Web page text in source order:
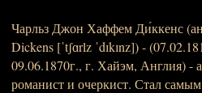
Чарльз Джон Хаффем Ди́ккенс
Dickens [ˈtʃɑrlz ˈdɪkɪnz]) -
09.06.1870г., г. Хайэм, Англия) -
романист и очеркист. Стал